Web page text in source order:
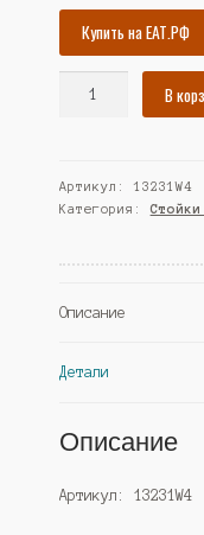
Купить на ЕАТ.РФ
"Респект"
№42
Дуб
(Westcom)
В
Артикул:13231W4
Категория:
Описание
Детали
Описание
Артикул: 13231W4